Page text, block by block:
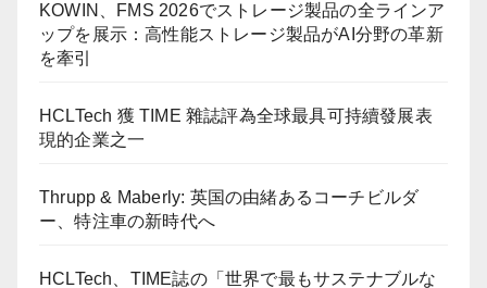
KOWIN、FMS 2026でストレージ製品の全ラインア
ップを展示：高性能ストレージ製品がAI分野の革新
を牽引
HCLTech 獲 TIME 雜誌評為全球最具可持續發展表
現的企業之一
Thrupp & Maberly: 英国の由緒あるコーチビルダ
ー、特注車の新時代へ
HCLTech、TIME誌の「世界で最もサステナブルな